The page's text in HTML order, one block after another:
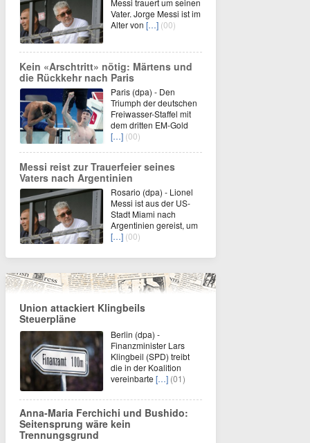
Vater. Jorge Messi ist im
Alter von […] (00)
Kein «Arschtritt» nötig: Märtens und
die Rückkehr nach Paris
Paris (dpa) - Den
Triumph der deutschen
Freiwasser-Staffel mit
dem dritten EM-Gold
[…] (00)
Messi reist zur Trauerfeier seines
Vaters nach Argentinien
Rosario (dpa) - Lionel
Messi ist aus der US-
Stadt Miami nach
Argentinien gereist, um
[…] (00)
Union attackiert Klingbeils
Steuerpläne
Berlin (dpa) -
Finanzminister Lars
Klingbeil (SPD) treibt
die in der Koalition
vereinbarte […] (01)
Anna-Maria Ferchichi und Bushido:
Seitensprung wäre kein
Trennungsgrund